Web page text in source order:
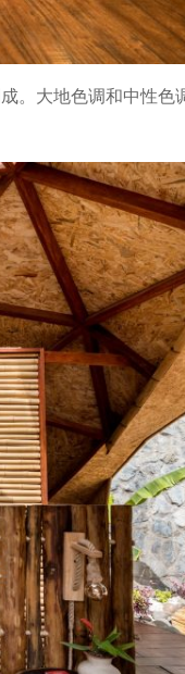
。大地色调和中性色